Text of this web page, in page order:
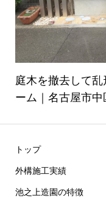
庭木を撤去して
ーム｜名古屋市中
トップ
外構施工実績
池之上造園の特徴